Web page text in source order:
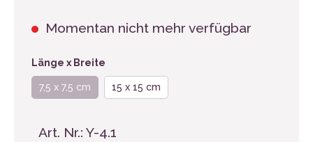
Momentan nicht mehr verfügbar
Länge x Breite
7,5 x 7,5 cm 15 x 15 cm
Art. Nr.: Y-4.1